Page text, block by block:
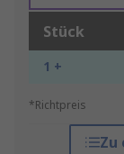
Stück
1 +
*Richtpreis
Zu